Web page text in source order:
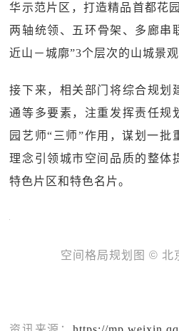
华示范片区，打造精品首都花
两轴统领、五环骨架、多廊串
近山－城廓”3个层次的山城景观
接下来，相关部门将综合规划
通等多要素，注重发挥责任规
园艺师“三师”作用，谋划一批
理念引领城市空间品质的整体
特色片区和特色名片。
空间格局规划图 © 北